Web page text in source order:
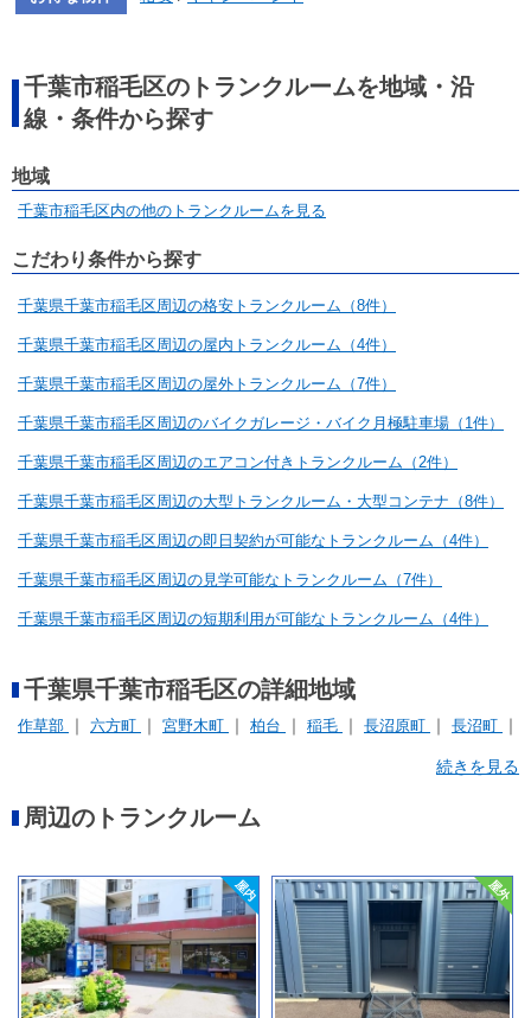
千葉市稲毛区のトランクルームを地域・沿
線・条件から探す
地域
千葉市稲毛区内の他のトランクルームを見る
こだわり条件から探す
千葉県千葉市稲毛区周辺の格安トランクルーム（8件）
千葉県千葉市稲毛区周辺の屋内トランクルーム（4件）
千葉県千葉市稲毛区周辺の屋外トランクルーム（7件）
千葉県千葉市稲毛区周辺のバイクガレージ・バイク月極駐車場（1件）
千葉県千葉市稲毛区周辺のエアコン付きトランクルーム（2件）
千葉県千葉市稲毛区周辺の大型トランクルーム・大型コンテナ（8件）
千葉県千葉市稲毛区周辺の即日契約が可能なトランクルーム（4件）
千葉県千葉市稲毛区周辺の見学可能なトランクルーム（7件）
千葉県千葉市稲毛区周辺の短期利用が可能なトランクルーム（4件）
千葉県千葉市稲毛区の詳細地域
作草部 六方町 宮野木町 柏台 稲毛 長沼原町
長沼町
続きを見る
周辺のトランクルーム